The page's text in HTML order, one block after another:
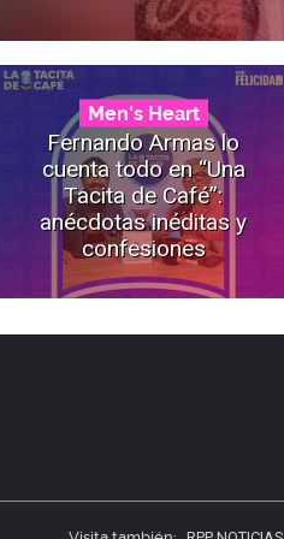
Men's Heart
Fernando Armas lo
cuenta todo en “Una
Tacita de Café”:
anécdotas inéditas y
confesiones